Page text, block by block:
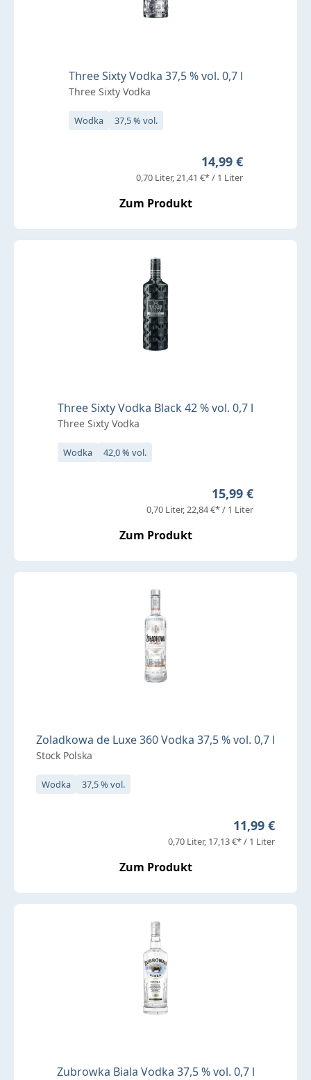
Three Sixty Vodka 37,5 % vol. 0,7 l
Three Sixty Vodka
Wodka 37,5 % vol.
Regulärer Preis:
14,99 €
0,70 Liter 21,41 €* / 1 Liter
Zum Produkt
Three Sixty Vodka Black 42 % vol. 0,7 l
Three Sixty Vodka
Wodka 42,0 % vol.
Regulärer Preis:
15,99 €
0,70 Liter 22,84 €* / 1 Liter
Zum Produkt
Zoladkowa de Luxe 360 Vodka 37,5 % vol. 0,7 l
Stock Polska
Wodka 37,5 % vol.
Regulärer
11,99 €
0,70 Liter 17,13 €* / 1 Liter
Zum Produkt
Zubrowka Biala Vodka 37,5 % vol. 0,7 l